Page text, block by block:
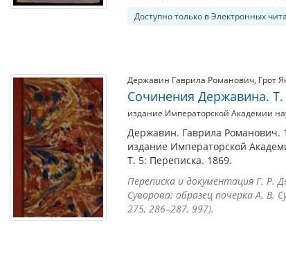
Доступно только в Электронных
Державин Гаврила Романович, Грот
Сочинения Державина. Т.
издание Императорской Академии
Державин. Гаврила Романович.
издание Императорской
Т. 5: Переписка. 1869.
Переписка и документация Г. Р.
Суворова; образец почерка А. В.
275, 286–287, 997).